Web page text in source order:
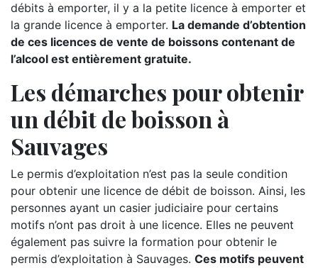
débits à emporter, il y a la petite licence à emporter et
la grande licence à emporter. La demande d’obtention
de ces licences de vente de boissons contenant de
l’alcool est entièrement gratuite.
Les démarches pour obtenir
un débit de boisson à
Sauvages
Le permis d’exploitation n’est pas la seule condition
pour obtenir une licence de débit de boisson. Ainsi, les
personnes ayant un casier judiciaire pour certains
motifs n’ont pas droit à une licence. Elles ne peuvent
également pas suivre la formation pour obtenir le
permis d’exploitation à Sauvages. Ces motifs peuvent